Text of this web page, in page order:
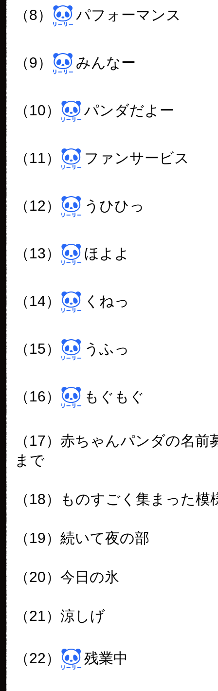
（8） パフォーマンス
（9） みんなー
（10） パンダだよー
（11） ファンサービス
（12） うひひっ
（13） ほよよ
（14） くねっ
（15） うふっ
（16） もぐもぐ
（17）赤ちゃんパンダの名前
まで
（18）ものすごく集まった模
（19）続いて夜の部
（20）今日の氷
（21）涼しげ
（22） 残業中